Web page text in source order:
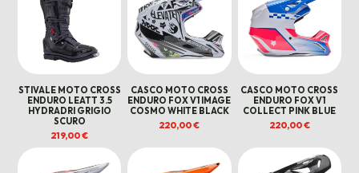
STIVALE MOTO CROSS
ENDURO LEATT 3.5
HYDRADRI GRIGIO
SCURO
219,00€
CASCO MOTO CROSS
ENDURO FOX V1 IMAGE
COSMO WHITE BLACK
220,00€
CASCO MOTO CROSS
ENDURO FOX V1
COLLECT PINK BLUE
220,00€